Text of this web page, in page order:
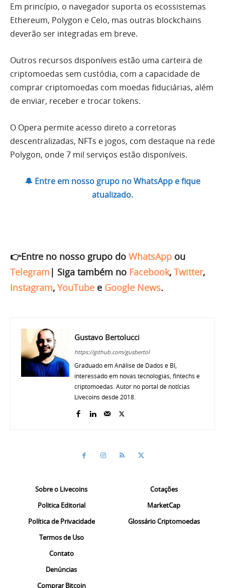
Em princípio, o navegador suporta os ecossistemas
Ethereum, Polygon e Celo, mas outras blockchains
deverão ser integradas em breve.
Outros recursos disponíveis estão uma carteira de
criptomoedas sem custódia, com a capacidade de
comprar criptomoedas com moedas fiduciárias, além
de enviar, receber e trocar tokens.
O Opera permite acesso direto a corretoras
descentralizadas, NFTs e jogos, com destaque na rede
Polygon, onde 7 mil serviços estão disponíveis.
🔔 Entre em nosso grupo no WhatsApp e fique
atualizado.
👉Entre no nosso grupo do WhatsApp ou
Telegram | Siga também no Facebook, Twitter,
Instagram, YouTube e Google News.
Gustavo Bertolucci
https://github.com/gusbertol
Graduado em Análise de Dados e BI,
interessado em novas tecnologias, fintechs e
criptomoedas. Autor no portal de notícias
Livecoins desde 2018.
Sobre o Livecoins
Politica Editorial
Política de Privacidade
Termos de Uso
Contato
Denúncias
Comprar Bitcoin
Cotações
MarketCap
Glossário Criptomoedas